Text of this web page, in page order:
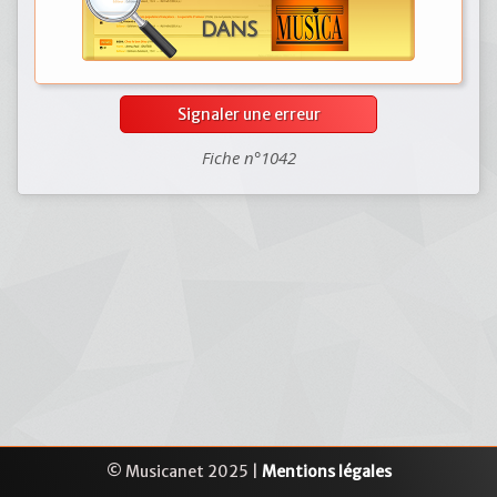
Signaler une erreur
Fiche n°1042
© Musicanet 2025 | Mentions légales